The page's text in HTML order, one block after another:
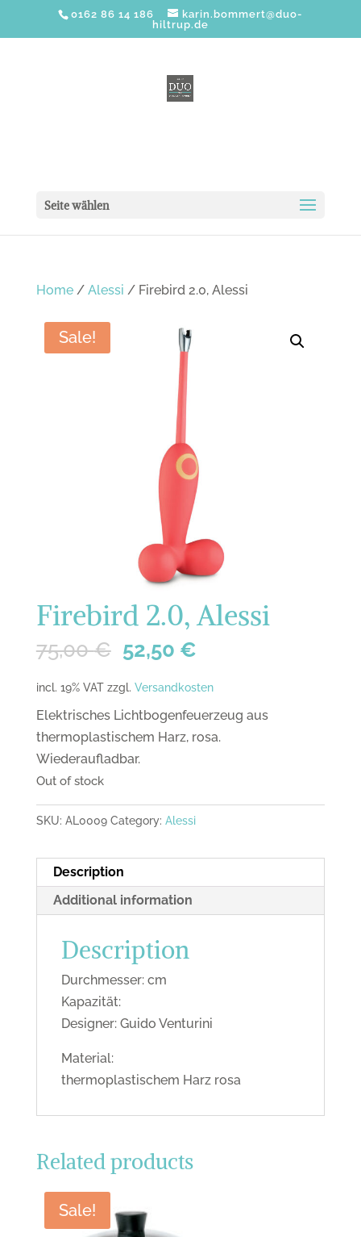
0162 86 14 186
karin.bommert@duo-
hiltrup.de
Seite wählen
Home/ Alessi / Firebird 2.0, Alessi
Sale!
Firebird 2.0, Alessi
75,00€ 52,50 €
incl. 19% VAT zzgl. Versandkosten
Elektrisches Lichtbogenfeuerzeug aus
thermoplastischem Harz, rosa.
Wiederaufladbar.
Out of stock
SKU: AL0009 Category: Alessi
Description
Additional information
Description
Durchmesser: cm
Kapazität:
Designer: Guido Venturini
Material:
thermoplastischem Harz rosa
Related products
Sale!